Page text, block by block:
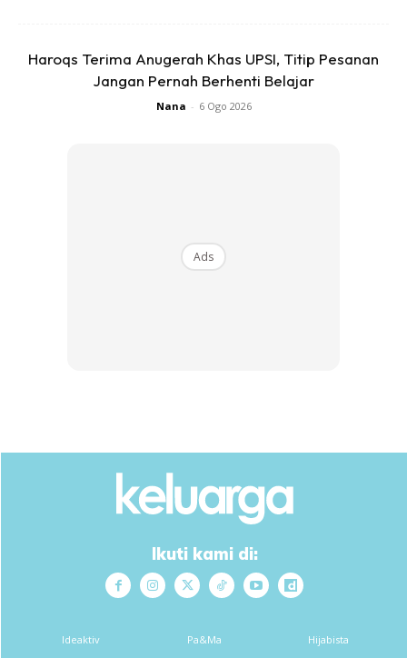
Ads
sempat abis cat tu dah keras…
Haroqs Terima Anugerah Khas UPSI, Titip Pesanan
Jangan Pernah Berhenti Belajar
Nana - 6 Ogo 2026
Ads
Ikuti kami di:
Ideaktiv Pa&Ma Hijabista